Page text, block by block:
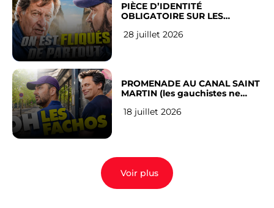
PIÈCE D’IDENTITÉ
OBLIGATOIRE SUR LES
Français
28 juillet 2026
PROMENADE AU CANAL SAINT
MARTIN (les gauchistes ne
18 juillet 2026
Voir plus